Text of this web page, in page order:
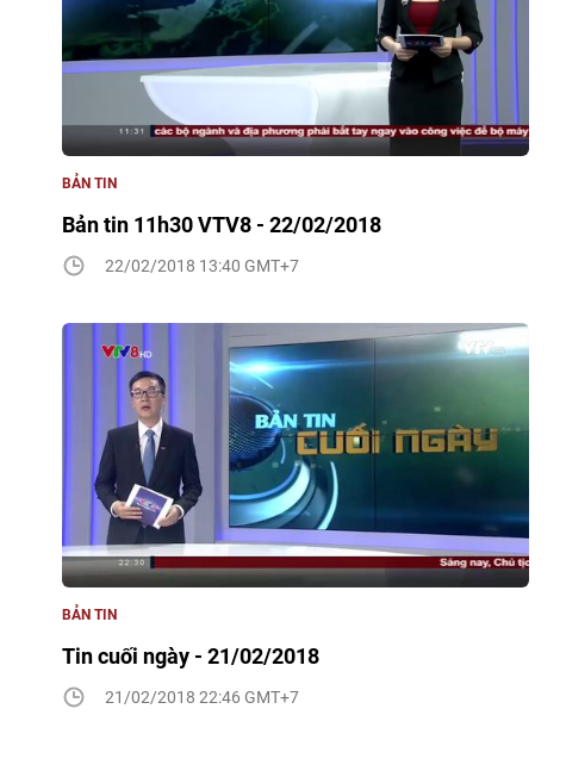
Bản tin 11h30 VTV8 - 22/02/2018
BẢN TIN
22/02/2018 13:40 GMT+7
Tin cuối ngày - 21/02/2018
BẢN TIN
21/02/2018 22:46 GMT+7